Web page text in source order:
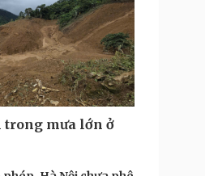
trong mưa lớn ở